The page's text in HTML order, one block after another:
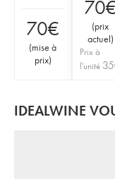
70€
(mise à
prix)
70
(prix
actuel)
Prix à
l'unité 35
IDEALWINE